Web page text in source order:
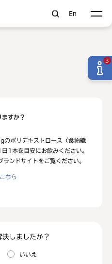
En
すか？
のポリデキストロース（食物繊
1本を目安にお飲みください。
ンドサイトをご覧ください。
ちら
しましたか？
いいえ
3